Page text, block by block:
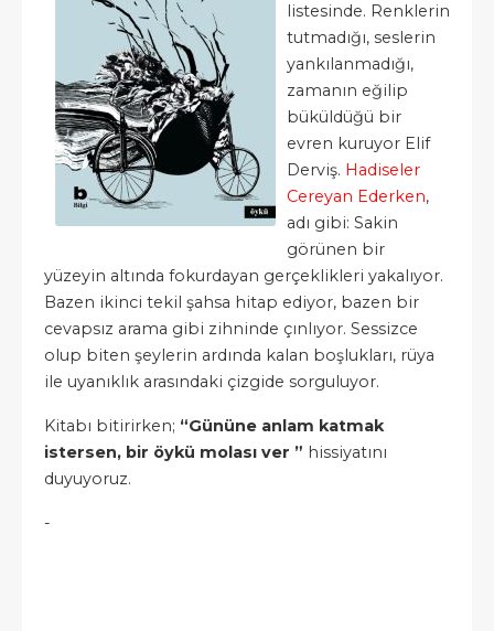
listesinde. Renklerin
tutmadığı, seslerin
yankılanmadığı,
zamanın eğilip
büküldüğü bir
evren kuruyor Elif
Derviş. Hadiseler
Cereyan Ederken,
adı gibi: Sakin
görünen bir
yüzeyin altında fokurdayan gerçeklikleri yakalıyor.
Bazen ikinci tekil şahsa hitap ediyor, bazen bir
cevapsız arama gibi zihninde çınlıyor. Sessizce
olup biten şeylerin ardında kalan boşlukları, rüya
ile uyanıklık arasındaki çizgide sorguluyor.
Kitabı bitirirken; “Gününe anlam katmak
istersen, bir öykü molası ver ” hissiyatını
duyuyoruz.
-